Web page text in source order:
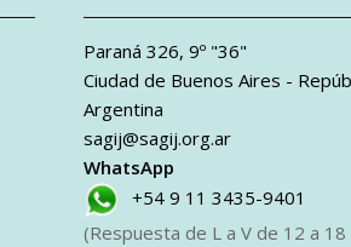
Paraná 326, 9º "36"
Ciudad de Buenos Aires -
Argentina
sagij@sagij.org.ar
WhatsApp
+54 9 11 3435-9401
(Respuesta de L a V de 12 a 18